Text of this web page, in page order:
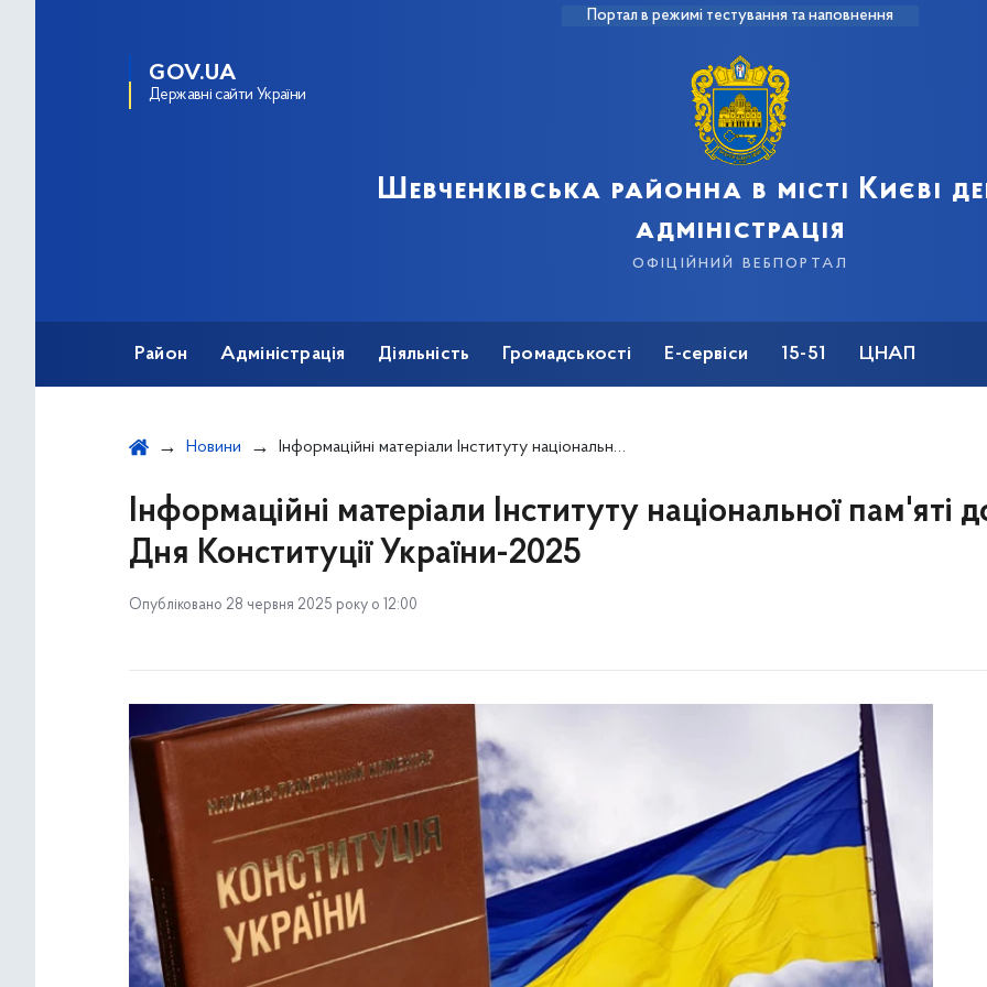
Портал в режимі тестування та наповнення
GOV.UA
Державні сайти України
Шевченківська районна в місті Києві
адміністрація
офіційний вебпортал
Район Адміністрація Діяльність Громадськості Е-сервіси 15-51 ЦНАП
Новини Інформаційні матеріали Інституту національної пам'яті до Дня Конституції України-2025
Інформаційні матеріали Інституту національної пам'яті
Дня Конституції України-2025
Опубліковано 28 червня 2025 року о 12:00